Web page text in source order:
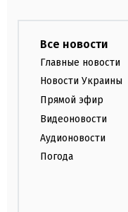
Все новости
Главные новости
Новости Украины
Прямой эфир
Видеоновости
Аудионовости
Погода